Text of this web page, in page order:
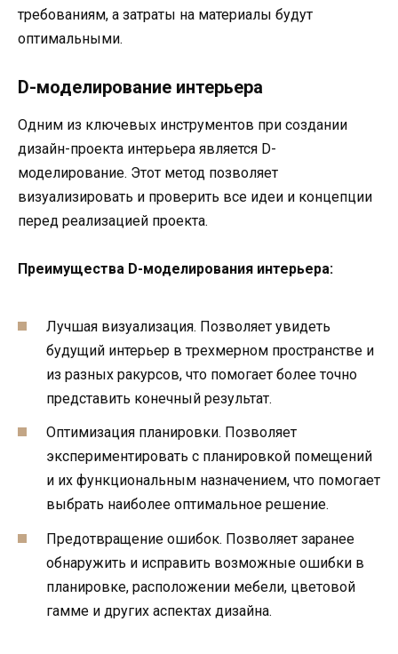
требованиям, а затраты на материалы будут
оптимальными.
D-моделирование интерьера
Одним из ключевых инструментов при создании
дизайн-проекта интерьера является D-
моделирование. Этот метод позволяет
визуализировать и проверить все идеи и концепции
перед реализацией проекта.
Преимущества D-моделирования интерьера:
Лучшая визуализация. Позволяет увидеть
будущий интерьер в трехмерном пространстве и
из разных ракурсов, что помогает более точно
представить конечный результат.
Оптимизация планировки. Позволяет
экспериментировать с планировкой помещений
и их функциональным назначением, что помогает
выбрать наиболее оптимальное решение.
Предотвращение ошибок. Позволяет заранее
обнаружить и исправить возможные ошибки в
планировке, расположении мебели, цветовой
гамме и других аспектах дизайна.